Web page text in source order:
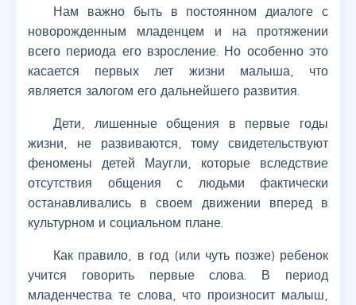
Нам важно быть в постоянном диалоге с
новорожденным младенцем и на протяжении
всего периода его взросление. Но особенно это
касается первых лет жизни малыша, что
является залогом его дальнейшего развития.
Дети, лишенные общения в первые годы
жизни, не развиваются, тому свидетельствуют
феномены детей Маугли, которые вследствие
отсутствия общения с людьми фактически
останавливались в своем движении вперед в
культурном и социальном плане.
Как правило, в год (или чуть позже) ребенок
учится говорить первые слова. В период
младенчества те слова, что произносит малыш,